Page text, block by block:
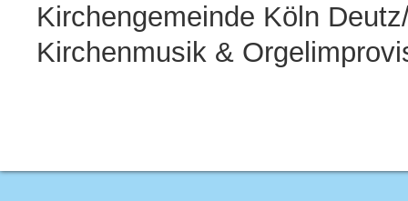
Kirchengemeinde Köln
Kirchenmusik &